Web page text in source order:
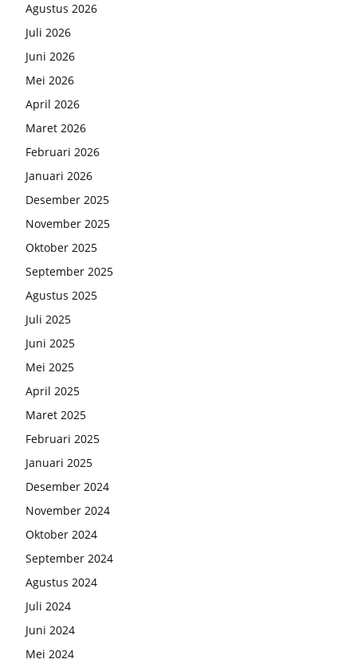
Agustus 2026
Juli 2026
Juni 2026
Mei 2026
April 2026
Maret 2026
Februari 2026
Januari 2026
Desember 2025
November 2025
Oktober 2025
September 2025
Agustus 2025
Juli 2025
Juni 2025
Mei 2025
April 2025
Maret 2025
Februari 2025
Januari 2025
Desember 2024
November 2024
Oktober 2024
September 2024
Agustus 2024
Juli 2024
Juni 2024
Mei 2024